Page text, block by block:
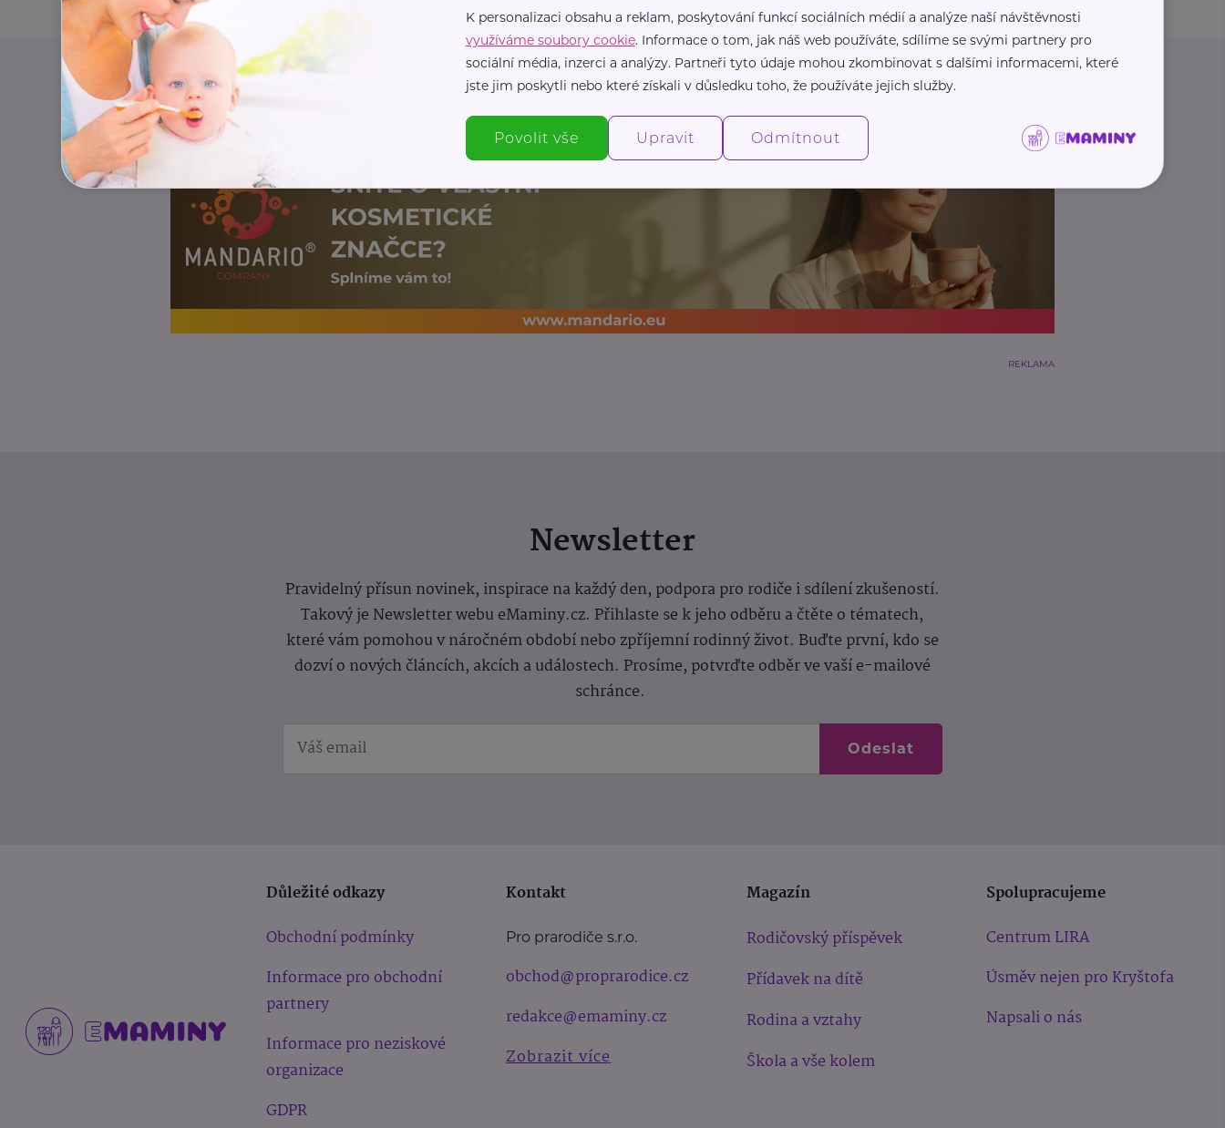
Další články
REKLAMA
Newsletter
Pravidelný přísun novinek, inspirace na každý den, podpora pro rodiče i sdílení zkušeností.
Takový je Newsletter webu eMaminy.cz. Přihlaste se k jeho odběru a čtěte o tématech,
které vám pomohou v náročném období nebo zpříjemní rodinný život. Buďte první, kdo se
dozví o nových článcích, akcích a událostech. Prosíme, potvrďte odběr ve vaší e-mailové
schránce.
Odeslat
Důležité odkazy
Obchodní podmínky
Informace pro obchodní
partnery
Informace pro neziskové
organizace
GDPR
Kontakt
Pro prarodiče s.r.o.
obchod@proprarodice.cz
redakce@emaminy.cz
Zobrazit více
Magazín
Rodičovský příspěvek
Přídavek na dítě
Rodina a vztahy
Škola a vše kolem
Spolupracujeme
Centrum LIRA
Úsměv nejen pro Kryštofa
Napsali o nás
K personalizaci obsahu a reklam, poskytování funkcí sociálních médií a analýze naší návštěvnosti
využíváme soubory cookie. Informace o tom, jak náš web používáte, sdílíme se svými partnery pro
sociální média, inzerci a analýzy. Partneři tyto údaje mohou zkombinovat s dalšími informacemi, které
jste jim poskytli nebo které získali v důsledku toho, že používáte jejich služby.
Povolit vše Upravit Odmítnout